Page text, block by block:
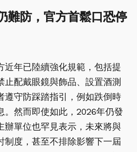
難防，官方首鬆口恐停
近年已陸續強化規範，包括提
止配戴眼鏡與飾品、設置酒測
遵守防踩踏指引，例如跌倒時
。然而即使如此，2026年仍發
辦單位也罕見表示，未來將與
制度，甚至不排除影響下一屆